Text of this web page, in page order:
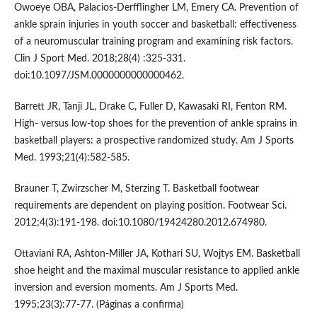
Owoeye OBA, Palacios-Derfflingher LM, Emery CA. Prevention of
ankle sprain injuries in youth soccer and basketball: effectiveness
of a neuromuscular training program and examining risk factors.
Clin J Sport Med. 2018;28(4) :325-331.
doi:10.1097/JSM.0000000000000462.
Barrett JR, Tanji JL, Drake C, Fuller D, Kawasaki RI, Fenton RM.
High- versus low-top shoes for the prevention of ankle sprains in
basketball players: a prospective randomized study. Am J Sports
Med. 1993;21(4):582-585.
Brauner T, Zwirzscher M, Sterzing T. Basketball footwear
requirements are dependent on playing position. Footwear Sci.
2012;4(3):191-198. doi:10.1080/19424280.2012.674980.
Ottaviani RA, Ashton-Miller JA, Kothari SU, Wojtys EM. Basketball
shoe height and the maximal muscular resistance to applied ankle
inversion and eversion moments. Am J Sports Med.
1995;23(3):77-77. (Páginas a confirma)